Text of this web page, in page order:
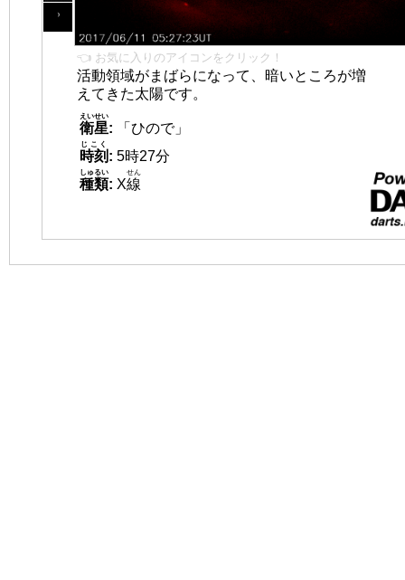
👈 お気に入りのアイコンをクリック！
活動領域がまばらになって、暗いところが増
えてきた太陽です。
衛星
えいせい
:
「ひので」
時刻
じこく
: 5時27分
種類
しゅるい
: X線
せん